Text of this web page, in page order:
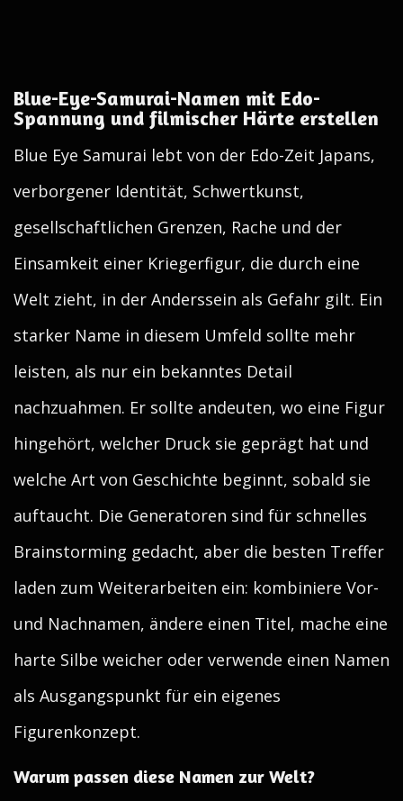
Blue-Eye-Samurai-Namen mit Edo-
Spannung und filmischer Härte erstellen
Blue Eye Samurai lebt von der Edo-Zeit Japans,
verborgener Identität, Schwertkunst,
gesellschaftlichen Grenzen, Rache und der
Einsamkeit einer Kriegerfigur, die durch eine
Welt zieht, in der Anderssein als Gefahr gilt. Ein
starker Name in diesem Umfeld sollte mehr
leisten, als nur ein bekanntes Detail
nachzuahmen. Er sollte andeuten, wo eine Figur
hingehört, welcher Druck sie geprägt hat und
welche Art von Geschichte beginnt, sobald sie
auftaucht. Die Generatoren sind für schnelles
Brainstorming gedacht, aber die besten Treffer
laden zum Weiterarbeiten ein: kombiniere Vor-
und Nachnamen, ändere einen Titel, mache eine
harte Silbe weicher oder verwende einen Namen
als Ausgangspunkt für ein eigenes
Figurenkonzept.
Warum passen diese Namen zur Welt?